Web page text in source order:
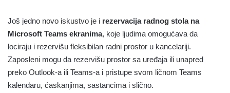
Još jedno novo iskustvo je i rezervacija radnog stola na
Microsoft Teams ekranima, koje ljudima omogućava da
lociraju i rezervišu fleksibilan radni prostor u kancelariji.
Zaposleni mogu da rezervišu prostor sa uređaja ili unapred
preko Outlook-a ili Teams-a i pristupe svom ličnom Teams
kalendaru, ćaskanjima, sastancima i slično.